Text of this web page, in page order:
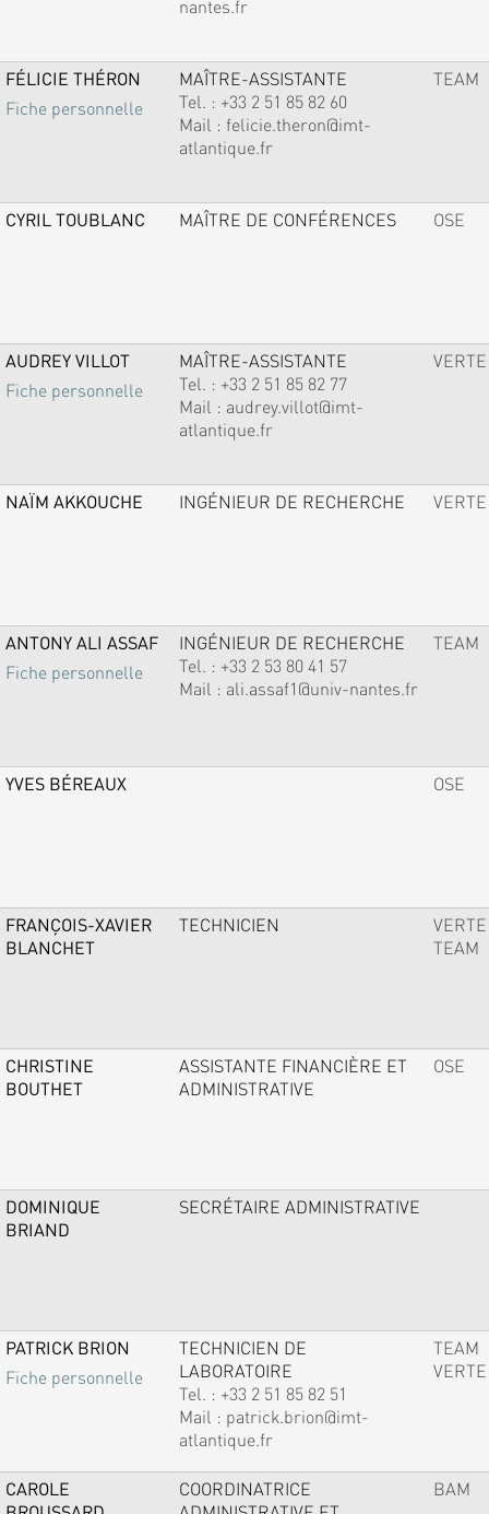
nantes.fr
FÉLICIE THÉRON
Fiche personnelle
MAÎTRE-ASSISTANTE
Tel. : +33 2 51 85 82 60
Mail : felicie.theron@imt-
atlantique.fr
TEAM
CYRIL TOUBLANC MAÎTRE DE CONFÉRENCES OSE
AUDREY VILLOT
Fiche personnelle
MAÎTRE-ASSISTANTE
Tel. : +33 2 51 85 82 77
Mail : audrey.villot@imt-
atlantique.fr
VERTE
NAÏM AKKOUCHE INGÉNIEUR DE RECHERCHE VERTE
ANTONY ALI ASSAF
Fiche personnelle
INGÉNIEUR DE RECHERCHE
Tel. : +33 2 53 80 41 57
Mail : ali.assaf1@univ-nantes.fr
TEAM
YVES BÉREAUX OSE
FRANÇOIS-XAVIER
BLANCHET
TECHNICIEN
VERTE
TEAM
CHRISTINE
BOUTHET
ASSISTANTE FINANCIÈRE ET
ADMINISTRATIVE
OSE
DOMINIQUE
BRIAND
SECRÉTAIRE ADMINISTRATIVE
PATRICK BRION
Fiche personnelle
TECHNICIEN DE
LABORATOIRE
Tel. : +33 2 51 85 82 51
Mail : patrick.brion@imt-
atlantique.fr
TEAM
VERTE
CAROLE
COORDINATRICE
BAM